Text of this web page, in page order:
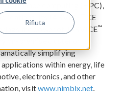
Rifiuta
computing (HPC),
Its JARVICE
XE
the power of JARVICE™
simplifying
within energy, life
electronics, and other
visitwww.nimbix.net.